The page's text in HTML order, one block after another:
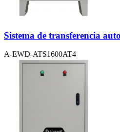
Sistema de transferencia
A-EWD-ATS1600AT4